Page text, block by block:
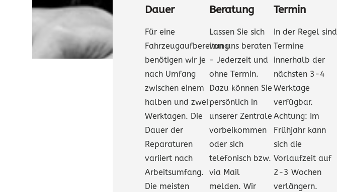
Dauer
Für eine
Fahrzeugaufbereitung
benötigen wir je
nach Umfang
zwischen einem
halben und zwei
Werktagen. Die
Dauer der
Reparaturen
variiert nach
Arbeitsumfang.
Die meisten
Beratung
Lassen Sie sich
von uns beraten
- Jederzeit und
ohne Termin.
Dazu können Sie
persönlich in
unserer Zentrale
vorbeikommen
oder sich
telefonisch bzw.
via Mail
melden. Wir
Termin
In der Regel sind
Termine
innerhalb der
nächsten 3-4
Werktage
verfügbar.
Achtung: Im
Frühjahr kann
sich die
Vorlaufzeit auf
2-3 Wochen
verlängern.